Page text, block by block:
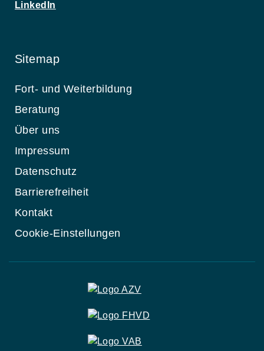
LinkedIn
Sitemap
Fort- und Weiterbildung
Beratung
Über uns
Impressum
Datenschutz
Barrierefreiheit
Kontakt
Cookie-Einstellungen